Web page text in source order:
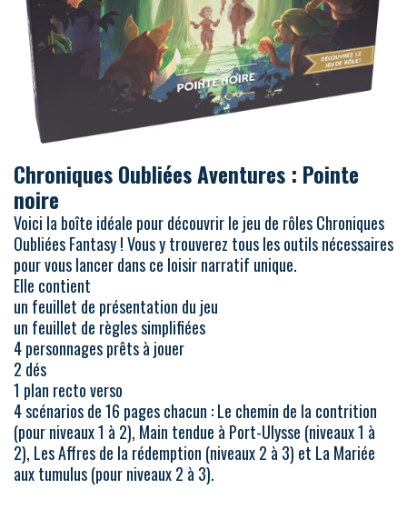
Chroniques Oubliées Aventures : Pointe
noire
Voici la boîte idéale pour découvrir le jeu de rôles Chroniques
Oubliées Fantasy ! Vous y trouverez tous les outils nécessaires
pour vous lancer dans ce loisir narratif unique.
Elle contient
un feuillet de présentation du jeu
un feuillet de règles simplifiées
4 personnages prêts à jouer
2 dés
1 plan recto verso
4 scénarios de 16 pages chacun : Le chemin de la contrition
(pour niveaux 1 à 2), Main tendue à Port-Ulysse (niveaux 1 à
2), Les Affres de la rédemption (niveaux 2 à 3) et La Mariée
aux tumulus (pour niveaux 2 à 3).